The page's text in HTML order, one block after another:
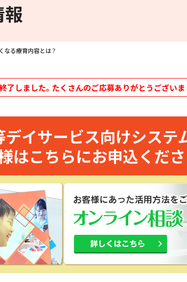
なる療育内容とは？
了しました。たくさんのご応募ありがとうございま
デイサービス向けシステ
はこちらにお申込くださ